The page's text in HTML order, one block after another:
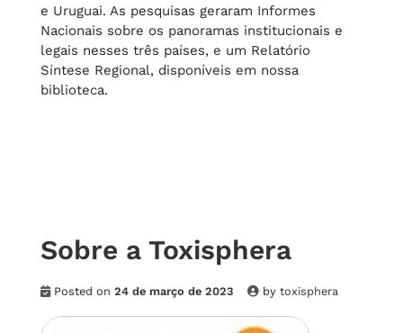
e Uruguai. As pesquisas geraram Informes
Nacionais sobre os panoramas institucionais e
legais nesses três países, e um Relatório
Síntese Regional, disponíveis em nossa
biblioteca.
Sobre a Toxisphera
Posted on 24 de março de 2023 by toxisphera